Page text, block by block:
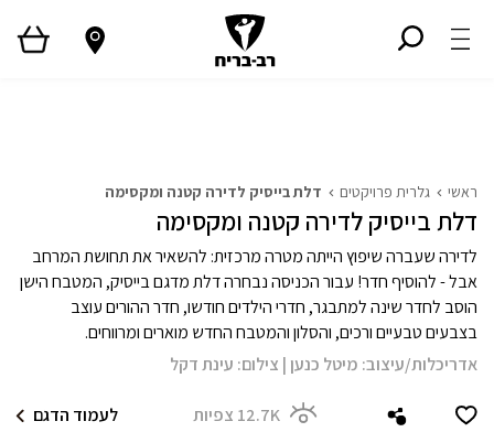
ראשי גלרית פרויקטים דלת בייסיק לדירה קטנה ומקסימה
דלת בייסיק לדירה קטנה ומקסימה
לדירה שעברה שיפוץ הייתה מטרה מרכזית: להשאיר את תחושת המרחב
אבל - להוסיף חדר! עבור הכניסה נבחרה דלת מדגם בייסיק, המטבח הישן
הוסב לחדר שינה למתבגר, חדרי הילדים חודשו, חדר ההורים עוצב
בצבעים טבעיים ורכים, והסלון והמטבח החדש מוארים ומרווחים.
אדריכלות/עיצוב: מיטל כנען | צילום: עינת דקל
12.7K צפיות לעמוד הדגם